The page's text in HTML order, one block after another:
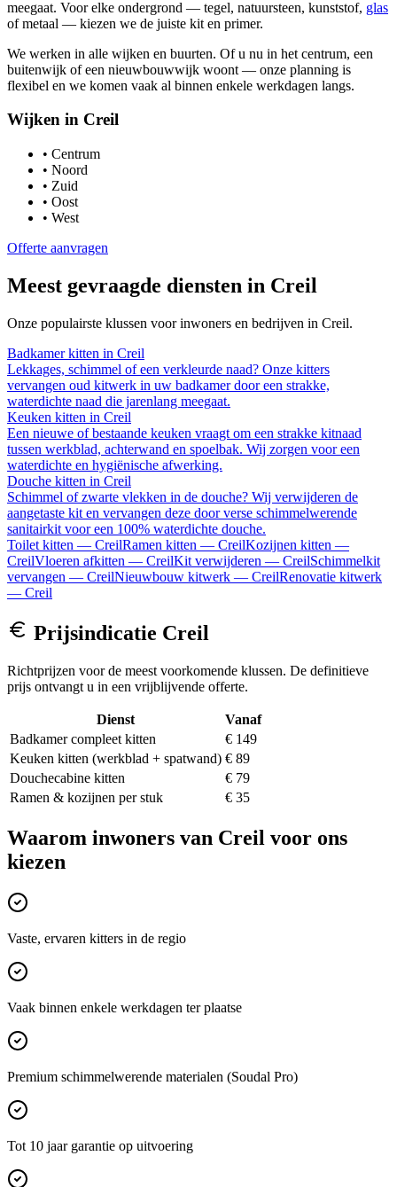
meegaat. Voor elke ondergrond — tegel, natuursteen, kunststof, glas
of metaal — kiezen we de juiste kit en primer.
We werken in alle wijken en buurten. Of u nu in het centrum, een
buitenwijk of een nieuwbouwwijk woont — onze planning is
flexibel en we komen vaak al binnen enkele werkdagen langs.
Wijken in Creil
• Centrum
• Noord
• Zuid
• Oost
• West
Offerte aanvragen
Meest gevraagde diensten in Creil
Onze populairste klussen voor inwoners en bedrijven in Creil.
Badkamer kitten in Creil
Lekkages, schimmel of een verkleurde naad? Onze kitters
vervangen oud kitwerk in uw badkamer door een strakke,
waterdichte naad die jarenlang meegaat.
Keuken kitten in Creil
Een nieuwe of bestaande keuken vraagt om een strakke kitnaad
tussen werkblad, achterwand en spoelbak. Wij zorgen voor een
waterdichte en hygiënische afwerking.
Douche kitten in Creil
Schimmel of zwarte vlekken in de douche? Wij verwijderen de
aangetaste kit en vervangen deze door verse schimmelwerende
sanitairkit voor een 100% waterdichte douche.
Toilet kitten — CreilRamen kitten — CreilKozijnen kitten —
CreilVloeren afkitten — CreilKit verwijderen — CreilSchimmelkit
vervangen — CreilNieuwbouw kitwerk — CreilRenovatie kitwerk
— Creil
Prijsindicatie Creil
Richtprijzen voor de meest voorkomende klussen. De definitieve
prijs ontvangt u in een vrijblijvende offerte.
Dienst
Vanaf
Badkamer compleet kitten
€ 149
Keuken kitten (werkblad + spatwand) € 89
Douchecabine kitten
€ 79
Ramen & kozijnen per stuk
€ 35
Waarom inwoners van Creil voor ons
kiezen
Vaste, ervaren kitters in de regio
Vaak binnen enkele werkdagen ter plaatse
Premium schimmelwerende materialen (Soudal Pro)
Tot 10 jaar garantie op uitvoering